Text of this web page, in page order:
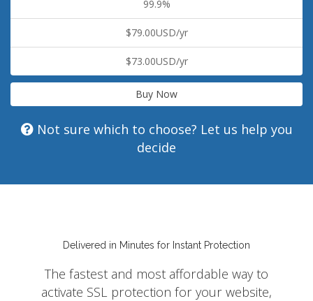
99.9%
$79.00USD/yr
$73.00USD/yr
Buy Now
Not sure which to choose? Let us help you
decide
Delivered in Minutes for Instant Protection
The fastest and most affordable way to
activate SSL protection for your website,